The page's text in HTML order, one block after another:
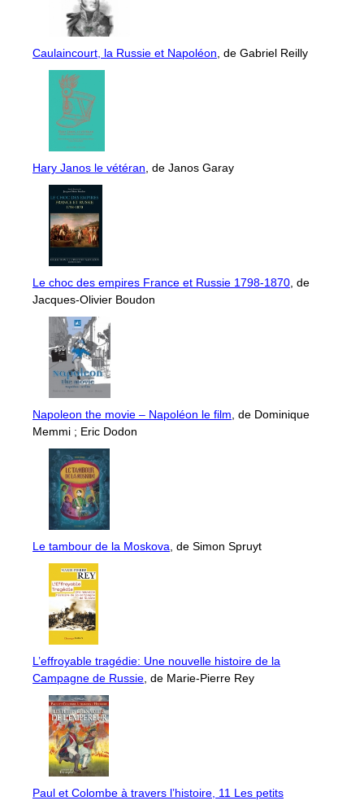
Caulaincourt, la Russie et Napoléon, de Gabriel Reilly
Hary Janos le vétéran, de Janos Garay
Le choc des empires France et Russie 1798-1870, de
Jacques-Olivier Boudon
Napoleon the movie – Napoléon le film, de Dominique
Memmi ; Eric Dodon
Le tambour de la Moskova, de Simon Spruyt
L’effroyable tragédie: Une nouvelle histoire de la
Campagne de Russie, de Marie-Pierre Rey
Paul et Colombe à travers l’histoire, 11 Les petits